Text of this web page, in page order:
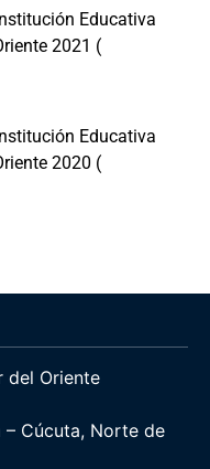
Educativa
2021 (
Educativa
2020 (
del Oriente
– Cúcuta, Norte de